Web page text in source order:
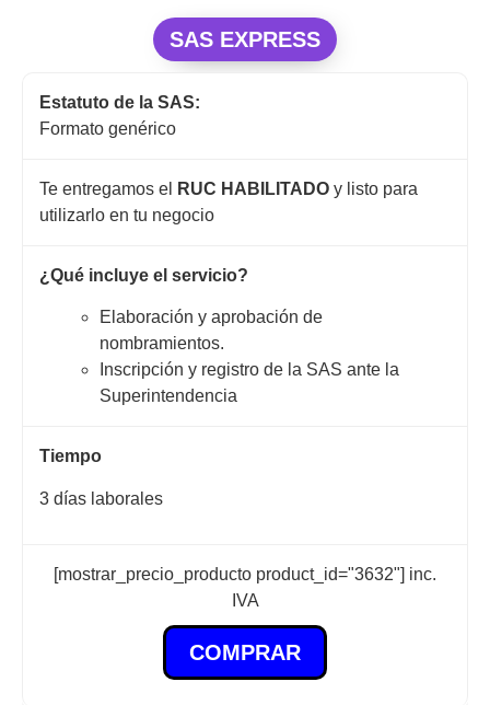
SAS EXPRESS
Estatuto de la SAS:
Formato genérico
Te entregamos el RUC HABILITADO y listo para
utilizarlo en tu negocio
¿Qué incluye el servicio?
Elaboración y aprobación de
nombramientos.
Inscripción y registro de la SAS ante la
Superintendencia
Tiempo
3 días laborales
[mostrar_precio_producto product_id="3632"] inc.
IVA
COMPRAR